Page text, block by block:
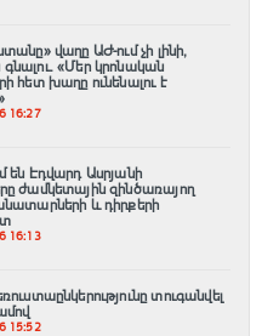
վաղը ԱԺ-ում չի լինի,
«Մեր կրոնական
հետ խաղը ունենալու է
16:27
են Էդվարդ Ասրյանի
ժամկետային զինծառայող
և դիրքերի
16:13
տուգանվել
15:52